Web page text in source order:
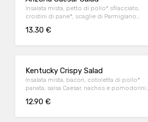
Insalata mista, petto di pollo* sfilacciato,
crostini di pane*, scaglie di Parmigiano
13.30 €
Kentucky Crispy Salad
Insalata mista, bacon, cotoletta di pollo*
panata, salsa Caesar, nachos e pomodorini
12.90 €